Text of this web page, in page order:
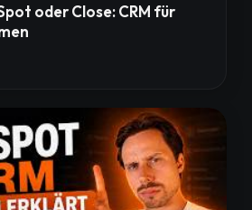
oder Close: CRM für